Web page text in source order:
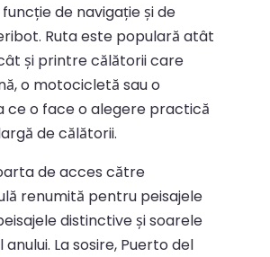
de navigație și de
Ruta este populară atât
și printre călătorii care
o motocicletă sau o
ce o face o alegere practică
de călătorii.
de acces către
renumită pentru peisajele
distinctive și soarele
La sosire, Puerto del